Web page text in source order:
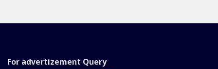
For advertizement Query